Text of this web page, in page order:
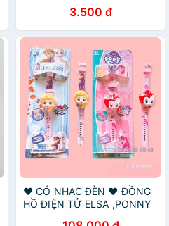
3.500 đ
❤️ CÓ NHẠC ĐÈN ❤️ ĐỒNG
HỒ ĐIỆN TỬ ELSA ,PONNY